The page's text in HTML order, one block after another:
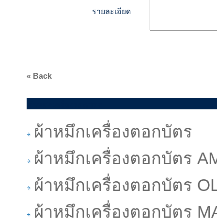
รายละเอียด
« Back
ผ้าหมึกเครื่องตอกบัตร
ผ้าหมึกเครื่องตอกบัตร
ผ้าหมึกเครื่องตอกบัตร
ผ้าหมึกเครื่องตอกบัตร